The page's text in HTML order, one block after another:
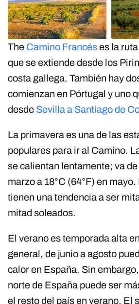
The Camino Francéses la
que se extiende desde los
costa gallega. También hay
comienzan en Pórtugal y uno
desde Sevilla a Santiago de
La primavera es una de las
populares para ir al Camino.
se calientan lentamente; va de
marzo a 18°C (64°F) en
tienen una tendencia a ser
mitad soleados.
El verano es temporada alta
general, de junio a agosto
calor en España. Sin
norte de España puede ser
el resto del país en verano. El